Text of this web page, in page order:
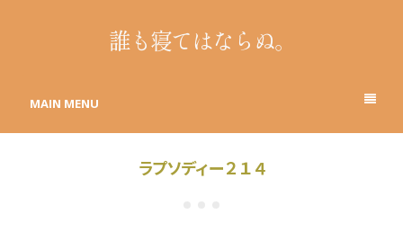
誰も寝てはならぬ。
MAIN MENU
ラプソディー２１４